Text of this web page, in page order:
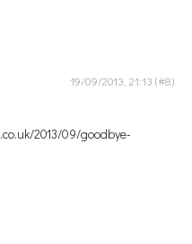
19/09/2013, 21:13
2013/09/goodbye-